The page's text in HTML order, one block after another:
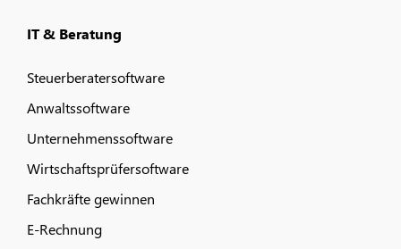
IT & Beratung
Steuerberatersoftware
Anwaltssoftware
Unternehmenssoftware
Wirtschaftsprüfersoftware
Fachkräfte gewinnen
E-Rechnung